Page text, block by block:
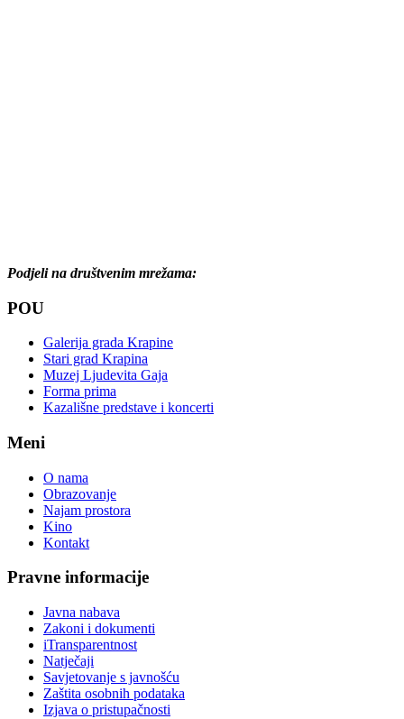
Podjeli na društvenim mrežama:
POU
Galerija grada Krapine
Stari grad Krapina
Muzej Ljudevita Gaja
Forma prima
Kazališne predstave i koncerti
Meni
O nama
Obrazovanje
Najam prostora
Kino
Kontakt
Pravne informacije
Javna nabava
Zakoni i dokumenti
iTransparentnost
Natječaji
Savjetovanje s javnošću
Zaštita osobnih podataka
Izjava o pristupačnosti